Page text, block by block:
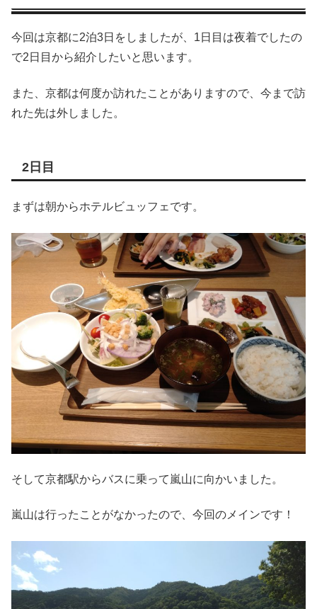
今回は京都に2泊3日をしましたが、1日目は夜着でしたの
で2日目から紹介したいと思います。
また、京都は何度か訪れたことがありますので、今まで訪
れた先は外しました。
2日目
まずは朝からホテルビュッフェです。
そして京都駅からバスに乗って嵐山に向かいました。
嵐山は行ったことがなかったので、今回のメインです！